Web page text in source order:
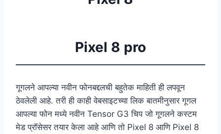
Pixel 8 pro
गूगलने आपल्या नवीन फोनबद्दलची बहुतेक माहिती ही लपवून
ठेवलेली आहे. तरी ही काही वेबसाइटच्या लिक बातमीनुसार गूगल
आपल्या फोन मध्ये नवीन Tensor G3 चिप जो गूगलने कस्टम
मेड प्रॉसेसर तयार केला आहे आणि तो Pixel 8 आणि Pixel 8